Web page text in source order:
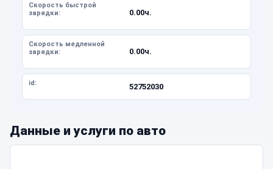
Скорость быстрой
зарядки:
0.00ч.
Скорость медленной
зарядки:
0.00ч.
id: 52752030
Данные и услуги по авто